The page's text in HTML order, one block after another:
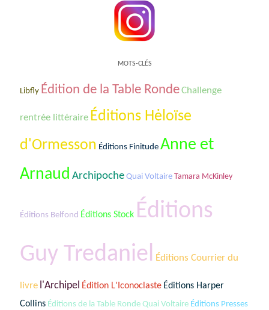
MOTS-CLÉS
Libfly Édition de la Table RondeChallenge
rentrée littéraire Éditions Hėloïse
d'Ormesson Éditions Finitude Anne et
Arnaud Archipoche Quai Voltaire Tamara McKinley
Éditions Belfond Éditions Stock Éditions
Guy Tredaniel Éditions Courrier du
livre l'Archipel Édition L'Iconoclaste Éditions Harper
Collins Éditions de la Table Ronde Quai Voltaire Éditions Presses